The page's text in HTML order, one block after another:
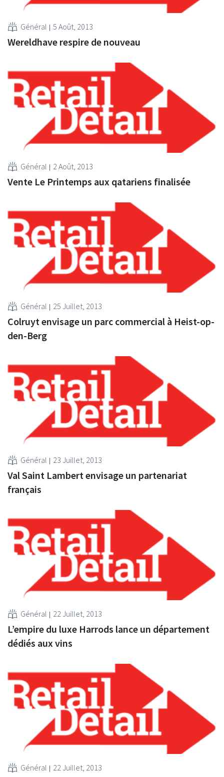
Général 5 Août, 2013
Wereldhave respire de nouveau
Général 2 Août, 2013
Vente Le Printemps aux qatariens finalisée
Général 25 Juillet, 2013
Colruyt envisage un parc commercial à Heist-op-
den-Berg
Général 23 Juillet, 2013
Val Saint Lambert envisage un partenariat
français
Général 22 Juillet, 2013
L’empire du luxe Harrods lance un département
dédiés aux vins
Général 22 Juillet, 2013